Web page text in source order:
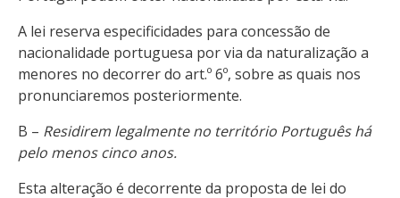
A lei reserva especificidades para concessão de
nacionalidade portuguesa por via da naturalização a
menores no decorrer do art.º 6º, sobre as quais nos
pronunciaremos posteriormente.
B – Residirem legalmente no território Português há
pelo menos cinco anos.
Esta alteração é decorrente da proposta de lei do